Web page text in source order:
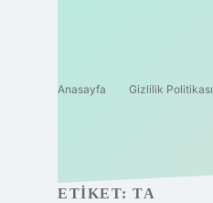
Anasayfa Gizlilik Politikası
ETIKET: TA